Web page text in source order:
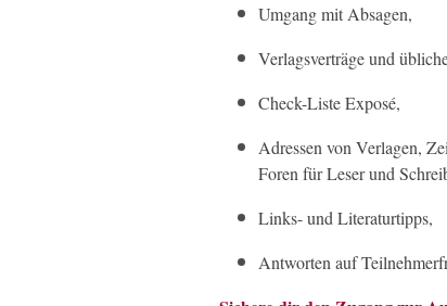
Umgang mit Absagen,
Verlagsverträge und
Check-Liste Exposé,
Adressen von Verlagen,
Foren für Leser und
Links- und Literaturtipps,
Antworten auf